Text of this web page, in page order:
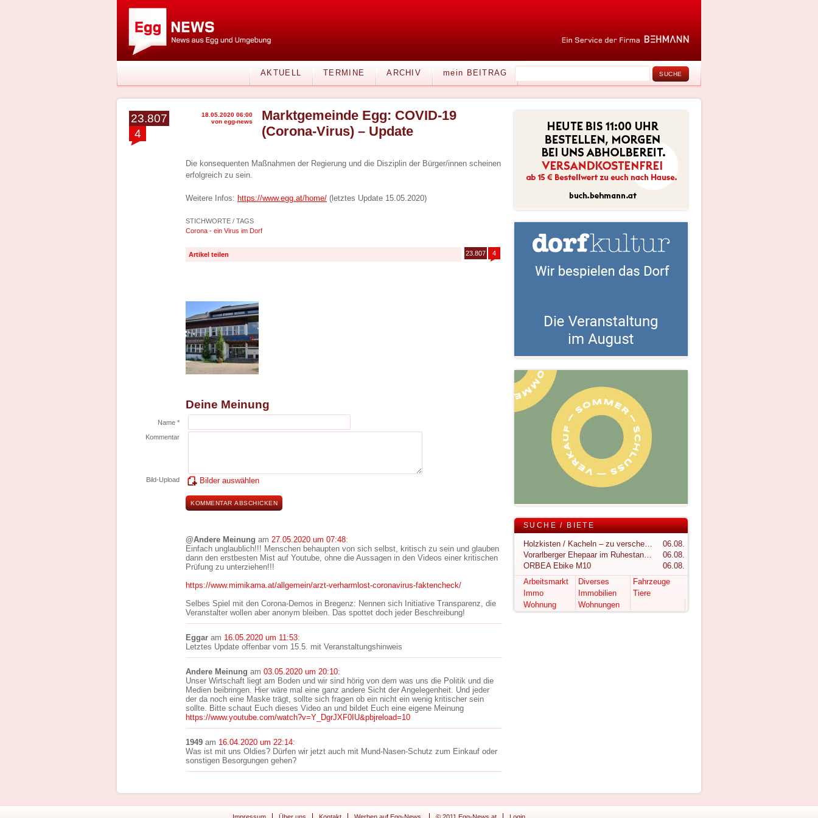
AKTUELL TERMINE ARCHIV mein BEITRAG
23.807
4
18.05.2020 06:00
von egg-news
Marktgemeinde Egg: COVID-19
(Corona-Virus) – Update
Die konsequenten Maßnahmen der Regierung und die Disziplin der Bürger/innen scheinen
erfolgreich zu sein.
Weitere Infos: https://www.egg.at/home/ (letztes Update 15.05.2020)
STICHWORTE / TAGS
Corona - ein Virus im Dorf
Artikel teilen 23.807 4
Deine Meinung
Name *
Kommentar
Bild-Upload Bilder auswählen
@Andere Meinung am 27.05.2020 um 07:48:
Einfach unglaublich!!! Menschen behaupten von sich selbst, kritisch zu sein und glauben
dann den erstbesten Mist auf Youtube, ohne die Aussagen in den Videos einer kritischen
Prüfung zu unterziehen!!!
https://www.mimikama.at/allgemein/arzt-verharmlost-coronavirus-faktencheck/
Selbes Spiel mit den Corona-Demos in Bregenz: Nennen sich Initiative Transparenz, die
Veranstalter wollen aber anonym bleiben. Das spottet doch jeder Beschreibung!
Eggar am 16.05.2020 um 11:53:
Letztes Update offenbar vom 15.5. mit Veranstaltungshinweis
Andere Meinung am 03.05.2020 um 20:10:
Unser Wirtschaft liegt am Boden und wir sind hörig von dem was uns die Politik und die
Medien beibringen. Hier wäre mal eine ganz andere Sicht der Angelegenheit. Und jeder
der da noch eine Maske trägt, sollte sich fragen ob ein nicht ein wenig kritischer sein
sollte. Bitte schaut Euch dieses Video an und bildet Euch eine eigene Meinung
https://www.youtube.com/watch?v=Y_DgrJXF0IU&pbjreload=10
1949 am 16.04.2020 um 22:14:
Was ist mit uns Oldies? Dürfen wir jetzt auch mit Mund-Nasen-Schutz zum Einkauf oder
sonstigen Besorgungen gehen?
SUCHE / BIETE
Holzkisten / Kacheln – zu verschenken
06.08.
Vorarlberger Ehepaar im Ruhestand sucht ruhigen Rückzugsort im Bregenzerwald
06.08.
ORBEA Ebike M10
06.08.
Arbeitsmarkt
Diverses
Fahrzeuge
Immo
Immobilien
Tiere
Wohnung
Wohnungen